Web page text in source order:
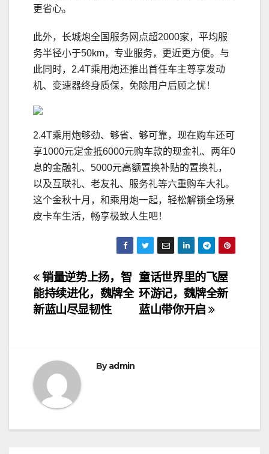
更省心。
此外，长城炮全国服务网点超2000家，平均服
务半径小于50km，专业服务，更近更方便。与
此同时，2.4T乘用炮还推出首任车主尊享发动
机、变速器终身质保，免除用户后顾之忧！
2.4T乘用炮够劲、够省、够可靠，现在购车还可
享1000元定金抵6000元购车款的现金礼、两年0
息的金融礼、5000元高额置换补贴的置换礼，
以及互联礼、老友礼、服务礼等六重购车大礼。
这个金秋十月，和乘用炮一起，轻松解锁全场景
皮卡车生活，畅享极致人生吧！
文
章
航
童话世界里的飞屋
环游记，魏牌全新
蓝山带你开启
销量逆势上扬，智
能持续进化，魏牌全
新蓝山尽显韧性
Byadmin